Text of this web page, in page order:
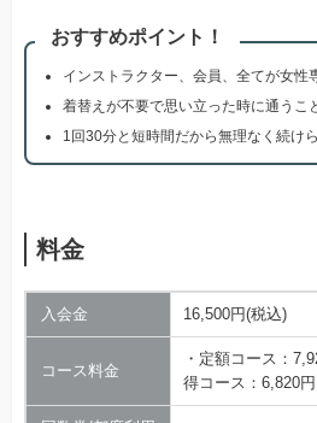
おすすめポイント！
インストラクター、会員、全てが女性
着替えが不要で思い立った時に通うこ
1回30分と短時間だから無理なく続け
料金
入会金 16,500円(税込)
コース料金
・定額コース：
得コース：6,820円